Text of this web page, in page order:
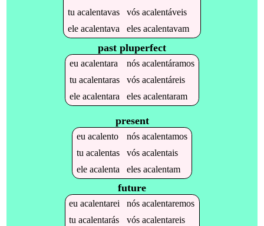
tu acalentavas vós acalentáveis
ele acalentava eles acalentavam
past pluperfect
eu acalentara nós acalentáramos
tu acalentaras vós acalentáreis
ele acalentara eles acalentaram
present
eu acalento nós acalentamos
tu acalentas vós acalentais
ele acalenta eles acalentam
future
euacalentarei nósacalentaremos
tuacalentarás vósacalentareis